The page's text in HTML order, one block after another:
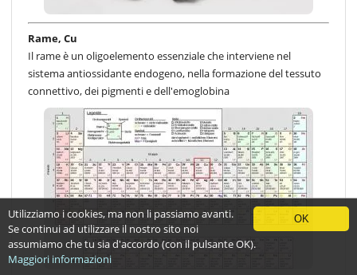
Rame, Cu
Il rame è un oligoelemento essenziale che interviene nel
sistema antiossidante endogeno, nella formazione del tessuto
connettivo, dei pigmenti e dell'emoglobina
OK
Utilizziamo i cookies, ma non li passiamo avanti.
Se continui ad utilizzare il nostro sito noi
assumiamo che tu sia d'accordo (con il pulsante OK).
Maggiori informazioni